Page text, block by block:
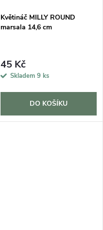
Květináč MILLY ROUND
marsala 14,6 cm
45 Kč
Skladem 9 ks
DO KOŠÍKU